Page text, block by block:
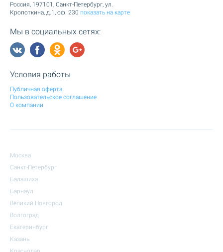
Россия, 197101, Санкт-Петербург, ул.
Кропоткина, д.1, оф. 230 показать на карте
Мы в социальных сетях:
Условия работы
Публичная оферта
Пользовательское соглашение
О компании
Москва
Санкт-Петербург
Балашиха
Барнаул
Великий Новгород
Волгоград
Екатеринбург
Казань